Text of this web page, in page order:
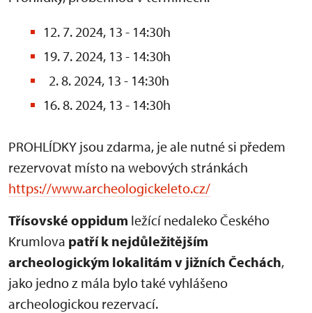
12. 7. 2024, 13 - 14:30h
19. 7. 2024, 13 - 14:30h
2. 8. 2024, 13 - 14:30h
16. 8. 2024, 13 - 14:30h
PROHLÍDKY jsou zdarma, je ale nutné si předem
rezervovat místo na webových stránkách
https://www.archeologickeleto.cz/
Třísovské oppidum ležící nedaleko Českého
Krumlova patří k nejdůležitějším
archeologickým lokalitám v jižních Čechách,
jako jedno z mála bylo také vyhlášeno
archeologickou rezervací.